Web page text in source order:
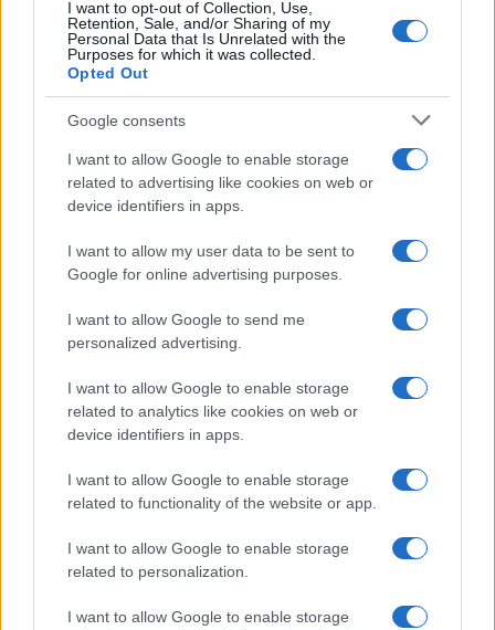
I want to opt-out of Collection, Use,
Retention, Sale, and/or Sharing of my
Personal Data that Is Unrelated with the
Purposes for which it was collected.
Opted Out
Google consents
I want to allow Google to enable storage
related to advertising like cookies on web or
device identifiers in apps.
I want to allow my user data to be sent to
Google for online advertising purposes.
I want to allow Google to send me
personalized advertising.
I want to allow Google to enable storage
related to analytics like cookies on web or
device identifiers in apps.
I want to allow Google to enable storage
related to functionality of the website or app.
I want to allow Google to enable storage
related to personalization.
I want to allow Google to enable storage
Harakiri del CIO: sapeva dei test su
Imane Khelif e Lin Yu-Ting
di Federico Punzi
5 Agosto 2024, 5:58
IL PIÙ LETTO DEL MESE